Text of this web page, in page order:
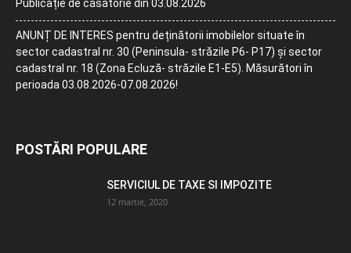
Publicație de căsătorie din 03.08.2026
ANUNȚ DE INTERES pentru deținătorii imobilelor situate în
sector cadastral nr. 30 (Peninsula- străzile P6- P17) și sector
cadastral nr. 18 (Zona Ecluză- străzile E1-E5). Măsurători în
perioada 03.08.2026-07.08.2026!
POSTĂRI POPULARE
SERVICIUL DE TAXE SI IMPOZITE
12 martie, 2020